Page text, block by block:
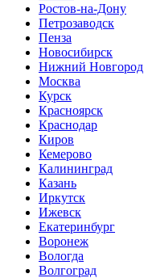
Ростов-на-Дону
Петрозаводск
Пенза
Новосибирск
Нижний Новгород
Москва
Курск
Красноярск
Краснодар
Киров
Кемерово
Калининград
Казань
Иркутск
Ижевск
Екатеринбург
Воронеж
Вологда
Волгоград